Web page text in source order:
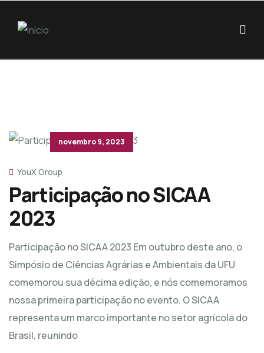
YouX Group
Participação no SICAA
2023
Participação no SICAA 2023 Em outubro deste ano, o
Simpósio de Ciências Agrárias e Ambientais da UFU
comemorou sua décima edição, e nós comemoramos
nossa primeira participação no evento. O SICAA
representa um marco importante no setor agrícola do
Brasil, reunindo
novembro 9, 2023